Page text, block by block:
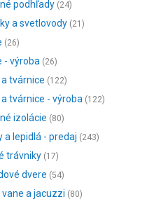
podhľady (24)
a svetlovody (21)
(26)
- výroba (26)
tvárnice (122)
tvárnice - výroba (122)
izolácie (80)
a lepidlá - predaj (243)
trávniky (17)
dvere (54)
vane a jacuzzi (80)